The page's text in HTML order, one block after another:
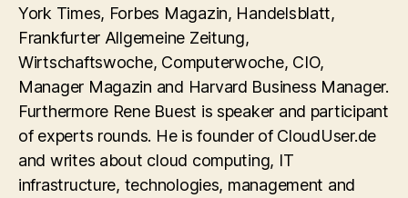
York Times, Forbes Magazin, Handelsblatt,
Frankfurter Allgemeine Zeitung,
Wirtschaftswoche, Computerwoche, CIO,
Manager Magazin and Harvard Business Manager.
Furthermore Rene Buest is speaker and participant
of experts rounds. He is founder of CloudUser.de
and writes about cloud computing, IT
infrastructure, technologies, management and